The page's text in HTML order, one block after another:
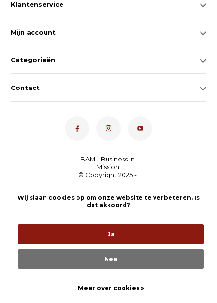
Klantenservice
Mijn account
Categorieën
Contact
Nederland4,7- bekijk
onze 100+ reviews
Wij slaan cookies op om onze website te verbeteren. Is
dat akkoord?
Ja
Nee
Meer over cookies »